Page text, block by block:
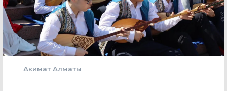
Акимат Алматы